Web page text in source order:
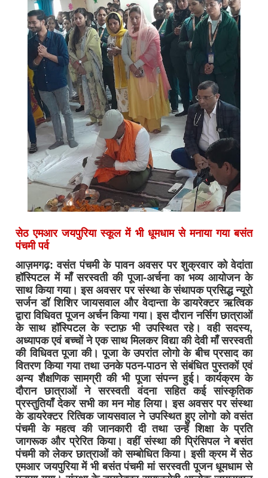
सेठ एमआर जयपुरिया स्कूल में भी धूमधाम से मनाया गया बसंत
पंचमी पर्व
आज़मगढ़: वसंत पंचमी के पावन अवसर पर शुक्रवार को वेदांता
हॉस्पिटल में माँ सरस्वती की पूजा-अर्चना का भव्य आयोजन के
साथ किया गया। इस अवसर पर संस्था के संथापक प्रसिद्ध न्यूरो
सर्जन डॉ शिशिर जायसवाल और वेदान्ता के डायरेक्टर ऋत्विक
द्वारा विधिवत पूजन अर्चन किया गया। इस दौरान नर्सिग छात्राओं
के साथ हॉस्पिटल के स्टाफ़ भी उपस्थित रहे। वही सदस्य,
अध्यापक एवं बच्चों ने एक साथ मिलकर विद्या की देवी माँ सरस्वती
की विधिवत पूजा की। पूजा के उपरांत लोगो के बीच प्रसाद का
वितरण किया गया तथा उनके पठन-पाठन से संबंधित पुस्तकों एवं
अन्य शैक्षणिक सामग्री की भी पूजा संपन्न हुई। कार्यक्रम के
दौरान छात्राओं ने सरस्वती वंदना सहित कई सांस्कृतिक
प्रस्तुतियाँ देकर सभी का मन मोह लिया। इस अवसर पर संस्था
के डायरेक्टर रित्विक जायसवाल ने उपस्थित हुए लोगो को वसंत
पंचमी के महत्व की जानकारी दी तथा उन्हें शिक्षा के प्रति
जागरूक और प्रेरित किया। वहीं संस्था की प्रिंसिपल ने बसंत
पंचमी को लेकर छात्राओं को सम्बोधित किया। इसी क्रम में सेठ
एमआर जयपुरिया में भी बसंत पंचमी मां सरस्वती पूजन धूमधाम से